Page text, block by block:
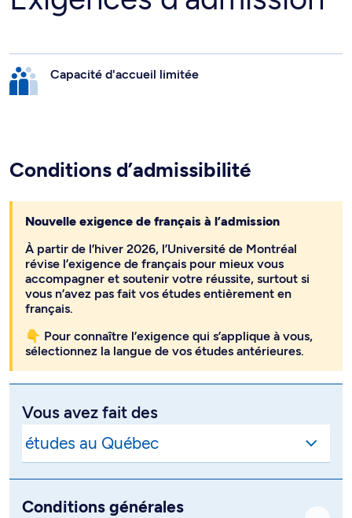
Capacité d'accueil limitée
Conditions d’admissibilité
Nouvelle exigence de français à l’admission
À partir de l’hiver 2026, l’Université de Montréal
révise l’exigence de français pour mieux vous
accompagner et soutenir votre réussite, surtout si
vous n’avez pas fait vos études entièrement en
français.
👇 Pour connaître l’exigence qui s’applique à vous,
sélectionnez la langue de vos études antérieures.
Vous avez fait des
Conditions générales